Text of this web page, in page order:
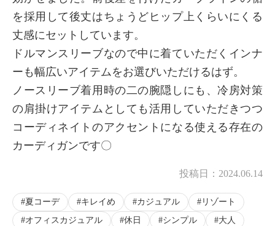
を採用して後丈はちょうどヒップ上くらいにくる
丈感にセットしています。
ドルマンスリーブなので中に着ていただくインナ
ーも幅広いアイテムをお選びいただけるはず。
ノースリーブ着用時の二の腕隠しにも、冷房対策
の肩掛けアイテムとしても活用していただきつつ
コーディネイトのアクセントになる使える存在の
カーディガンです〇
投稿日： 2024.06.14
夏コーデ キレイめ カジュアル
リゾート
オフィスカジュアル
休日 シンプル
大人